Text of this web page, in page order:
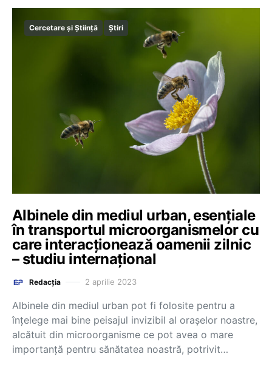
Cercetare și Știință Știri
Albinele din mediul urban, esențiale
în transportul microorganismelor cu
care interacționează oamenii zilnic
– studiu internațional
Redacția 2 aprilie 2023
Albinele din mediul urban pot fi folosite pentru a
înţelege mai bine peisajul invizibil al oraşelor noastre,
alcătuit din microorganisme ce pot avea o mare
importanţă pentru sănătatea noastră, potrivit…